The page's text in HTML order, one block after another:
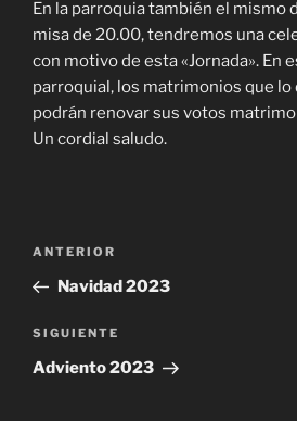
En la parroquia también el mismo
misa de 20.00, tendremos una
con motivo de esta «Jornada». En
parroquial, los matrimonios que
podrán renovar sus votos
Un cordial saludo.
Navegación
entradas
Entrada
anterior:
ANTERIOR
Navidad 2023
Siguiente
entrada
SIGUIENTE
Adviento 2023